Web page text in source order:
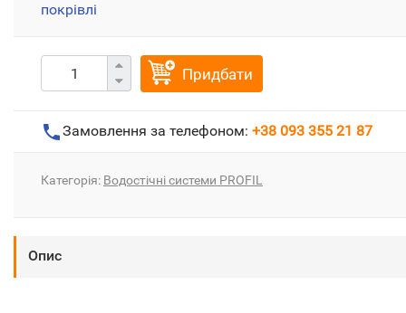
покрівлі
Придбати
Замовлення за телефоном: +38 093 355 21 87
Категорія: Водостічні системи PROFIL
Опис